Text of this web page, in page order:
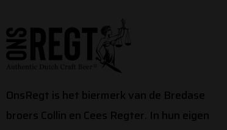
OnsRegt is het biermerk van de Bredase
broers Collin en Cees Regter. In hun eigen